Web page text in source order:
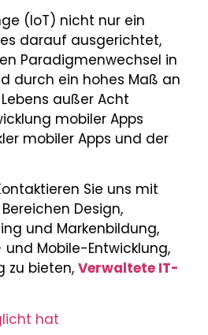
(IoT) nicht nur ein
darauf ausgerichtet,
Paradigmenwechsel in
durch ein hohes Maß an
außer Acht
mobiler Apps
mobiler Apps und der
Sie uns mit
Design,
und Markenbildung,
Mobile-Entwicklung,
zu bieten, Verwaltete IT-
hat